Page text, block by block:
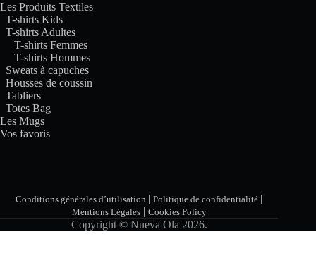
Les Produits Textiles
T-shirts Kids
T-shirts Adultes
T-shirts Femmes
T-shirts Hommes
Sweats à capuches
Housses de coussin
Tabliers
Totes Bag
Les Mugs
Vos favoris
Conditions générales d’utilisation |Politique de confidentialité |
Mentions Légales| Cookies Policy
Copyright © Nueva Ola 2026.